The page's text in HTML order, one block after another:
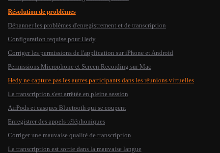
Résolution de problèmes
Dépanner les problèmes d'enregistrement et de transcription
Configuration requise pour Hedy
Corriger les permissions de l'application sur iPhone et Android
Permissions Microphone et Screen Recording sur Mac
Hedy ne capture pas les autres participants dans les réunions virtuelles
La transcription s'est arrêtée en pleine session
AirPods et casques Bluetooth qui se coupent
Enregistrer des appels téléphoniques
Corriger une mauvaise qualité de transcription
La transcription est sortie dans la mauvaise langue